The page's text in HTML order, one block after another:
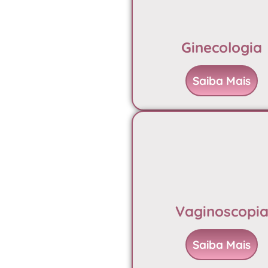
Ginecologia
Saiba Mais
Vaginoscopia
Saiba Mais